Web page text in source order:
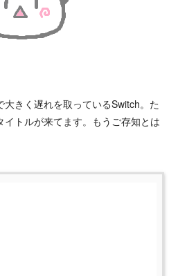
きく遅れを取っているSwitch。た
トルが来てます。もうご存知とは